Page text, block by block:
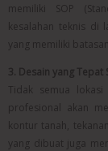
memiliki SOP
kesalahan teknis di
yang memiliki
3. Desain yang Tepat
Tidak semua
profesional akan
kontur tanah,
yang dibuat juga